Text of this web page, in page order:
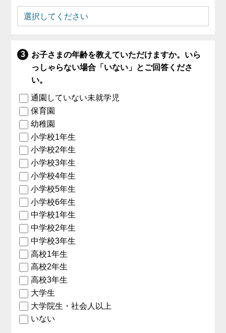
お子さまの年齢を教えていただけますか。いら
っしゃらない場合「いない」とご回答くださ
い。
通園していない未就学児
保育園
幼稚園
小学校1年生
小学校2年生
小学校3年生
小学校4年生
小学校5年生
小学校6年生
中学校1年生
中学校2年生
中学校3年生
高校1年生
高校2年生
高校3年生
大学生
大学院生・社会人以上
いない